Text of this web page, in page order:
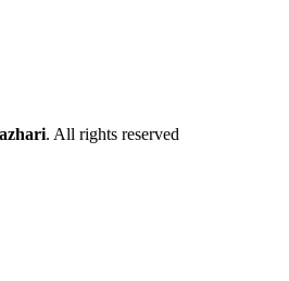
. All rights reserved